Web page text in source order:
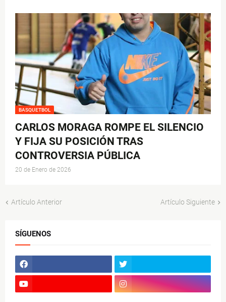
BASQUETBOL
CARLOS MORAGA ROMPE EL SILENCIO
Y FIJA SU POSICIÓN TRAS
CONTROVERSIA PÚBLICA
20 de Enero de 2026
Artículo Anterior Artículo Siguiente
SÍGUENOS